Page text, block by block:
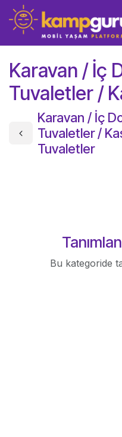
İçereği Atla
Karavan / İç
Tuvaletler /
Karavan / İç
Tuvaletler /
Tuvaletler
Bu kategoride